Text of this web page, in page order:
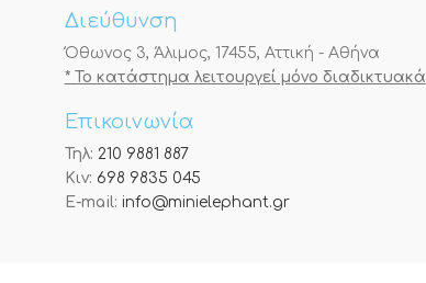
Διεύθυνση
Όθωνος 3, Άλιμος, 17455, Αττική - Αθήνα
* Το κατάστημα λειτουργεί μόνο διαδικτυακά
Επικοινωνία
Τηλ: 210 9881 887
Κιν: 698 9835 045
E-mail: info@minielephant.gr